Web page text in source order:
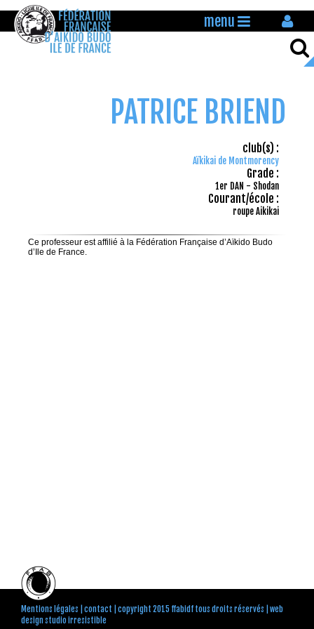
menu
PATRICE BRIEND
club(s) :
Aïkikai de Montmorency
Grade :
1er DAN - Shodan
Courant/école :
roupe Aikikai
Ce professeur est affilié à la Fédération Française d’Aïkido Budo
d’Ile de France.
Mentions légales contact | copyright 2015 ffabidf tous droits réservés | web
design studio irresistible